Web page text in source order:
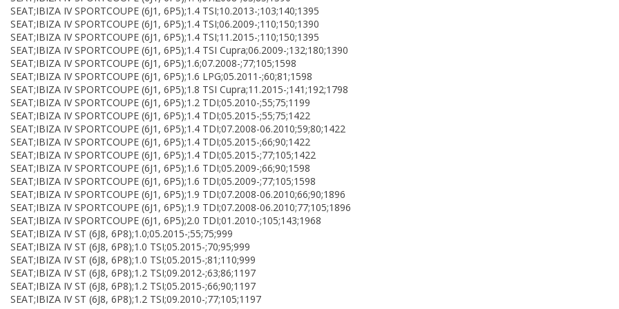
SEAT;IBIZA IV SPORTCOUPE (6J1, 6P5);1.4 TSI;10.2013-;103;140;1395
SEAT;IBIZA IV SPORTCOUPE (6J1, 6P5);1.4 TSI;06.2009-;110;150;1390
SEAT;IBIZA IV SPORTCOUPE (6J1, 6P5);1.4 TSI;11.2015-;110;150;1395
SEAT;IBIZA IV SPORTCOUPE (6J1, 6P5);1.4 TSI Cupra;06.2009-;132;180;1390
SEAT;IBIZA IV SPORTCOUPE (6J1, 6P5);1.6;07.2008-;77;105;1598
SEAT;IBIZA IV SPORTCOUPE (6J1, 6P5);1.6 LPG;05.2011-;60;81;1598
SEAT;IBIZA IV SPORTCOUPE (6J1, 6P5);1.8 TSI Cupra;11.2015-;141;192;1798
SEAT;IBIZA IV SPORTCOUPE (6J1, 6P5);1.2 TDI;05.2010-;55;75;1199
SEAT;IBIZA IV SPORTCOUPE (6J1, 6P5);1.4 TDI;05.2015-;55;75;1422
SEAT;IBIZA IV SPORTCOUPE (6J1, 6P5);1.4 TDI;07.2008-06.2010;59;80;1422
SEAT;IBIZA IV SPORTCOUPE (6J1, 6P5);1.4 TDI;05.2015-;66;90;1422
SEAT;IBIZA IV SPORTCOUPE (6J1, 6P5);1.4 TDI;05.2015-;77;105;1422
SEAT;IBIZA IV SPORTCOUPE (6J1, 6P5);1.6 TDI;05.2009-;66;90;1598
SEAT;IBIZA IV SPORTCOUPE (6J1, 6P5);1.6 TDI;05.2009-;77;105;1598
SEAT;IBIZA IV SPORTCOUPE (6J1, 6P5);1.9 TDI;07.2008-06.2010;66;90;1896
SEAT;IBIZA IV SPORTCOUPE (6J1, 6P5);1.9 TDI;07.2008-06.2010;77;105;1896
SEAT;IBIZA IV SPORTCOUPE (6J1, 6P5);2.0 TDI;01.2010-;105;143;1968
SEAT;IBIZA IV ST (6J8, 6P8);1.0;05.2015-;55;75;999
SEAT;IBIZA IV ST (6J8, 6P8);1.0 TSI;05.2015-;70;95;999
SEAT;IBIZA IV ST (6J8, 6P8);1.0 TSI;05.2015-;81;110;999
SEAT;IBIZA IV ST (6J8, 6P8);1.2 TSI;09.2012-;63;86;1197
SEAT;IBIZA IV ST (6J8, 6P8);1.2 TSI;05.2015-;66;90;1197
SEAT;IBIZA IV ST (6J8, 6P8);1.2 TSI;09.2010-;77;105;1197